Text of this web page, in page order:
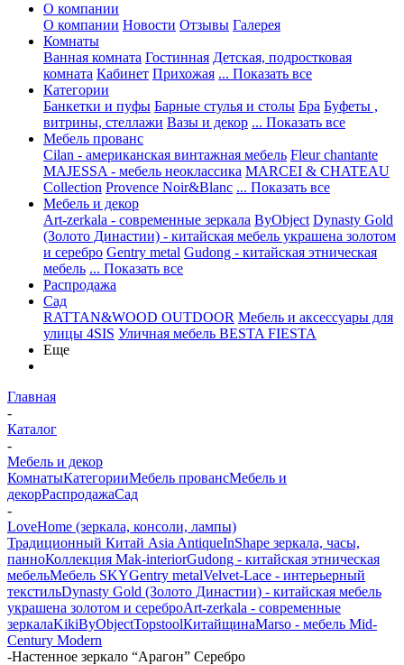
О компании
О компании Новости Отзывы Галерея
Комнаты
Ванная комната Гостинная Детская, подростковая
комната Кабинет Прихожая ... Показать все
Категории
Банкетки и пуфы Барные стулья и столы Бра Буфеты ,
витрины, стеллажи Вазы и декор ... Показать все
Мебель прованс
Cilan - американская винтажная мебель Fleur chantante
MAJESSA - мебель неоклассика MARCEI & CHATEAU
Collection Provence Noir&Blanc ... Показать все
Мебель и декор
Art-zerkala - современные зеркала ByObject Dynasty Gold
(Золото Династии) - китайская мебель украшена золотом
и серебро Gentry metal Gudong - китайская этническая
мебель ... Показать все
Распродажа
Сад
RATTAN&WOOD OUTDOOR Мебель и аксессуары для
улицы 4SIS Уличная мебель BESTA FIESTA
Еще
Главная
-
Каталог
-
Мебель и декор
КомнатыКатегорииМебель провансМебель и
декорРаспродажаСад
-
LoveHome (зеркала, консоли, лампы)
Традиционный Китай Asia AntiqueInShape зеркала, часы,
панноКоллекция Mak-interiorGudong - китайская этническая
мебельМебель SKYGentry metalVelvet-Lace - интерьерный
текстильDynasty Gold (Золото Династии) - китайская мебель
украшена золотом и сереброArt-zerkala - современные
зеркалаKikiByObjectTopstoolКитайщинаMarso - мебель Mid-
Century Modern
-Настенное зеркало “Арагон” Серебро